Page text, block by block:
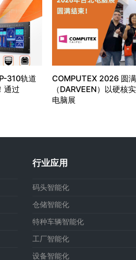
310轨道
通过
COMPUTEX 2026 圆
（DARVEEN）以硬核
电脑展
行业应用
码头智能化
仓储智能化
特种车辆智能化
工厂智能化
设备智能化